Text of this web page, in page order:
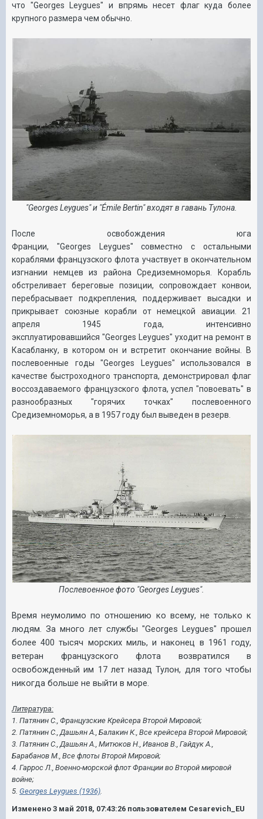
что "Georges Leygues"
и впрямь несет флаг куда более
крупного размера чем обычно.
"GeorgesLeygues" и "Émile Bertin" входят в гавань Тулона.
После освобождения юга
Франции, "Georges Leygues"
совместно с остальными
кораблями французского флота участвует в окончательном
изгнании немцев из района Средиземноморья. Корабль
обстреливает береговые позиции, сопровождает конвои,
перебрасывает подкрепления, поддерживает высадки и
прикрывает союзные корабли от немецкой авиации. 21
апреля 1945 года, интенсивно
эксплуатировавшийся "Georges Leygues" уходит на ремонт в
Касабланку, в котором он и встретит окончание войны. В
послевоенные годы "Georges Leygues"
использовался в
качестве быстроходного транспорта, демонстрировал флаг
воссоздаваемого французского флота, успел "повоевать" в
разнообразных "горячих точках" послевоенного
Средиземноморья, а в 1957 году был выведен в резерв.
Послевоенное фото "GeorgesLeygues".
Время неумолимо по отношению ко всему, не только к
людям. За много лет службы "Georges Leygues" прошел
более 400 тысяч морских миль, и наконец в 1961 году,
ветеран французского флота возвратился в
освобожденный им 17 лет назад Тулон, для того чтобы
никогда больше не выйти в море.
Литература:
1. Патянин С., Французские Крейсера Второй Мировой;
2. Патянин С., Дашьян А., Балакин К., Все крейсера Второй Мировой;
3. Патянин С., Дашьян А., Митюков Н., Иванов В., Гайдук А.,
Барабанов М., Все флоты Второй Мировой;
4. Гаррос Л., Военно-морской флот Франции во Второй мировой
войне;
5. Georges Leygues (1936).
Изменено 3 май 2018, 07:43:26 пользователем Cesarevich_EU